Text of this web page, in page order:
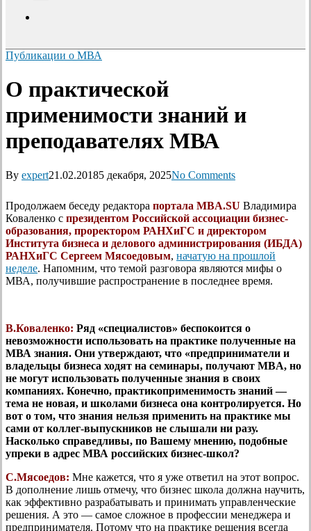
Публикации о МВА
О практической
применимости знаний и
преподавателях МВА
By expert21.02.20185 декабря, 2025No Comments
Продолжаем беседу редактора портала MBA.SU Владимира
Коваленко с президентом Российской ассоциации бизнес-
образования, проректором РАНХиГС и директором
Института бизнеса и делового администрирования (ИБДА)
РАНХиГС Сергеем Мясоедовым, начатую на прошлой
неделе. Напомним, что темой разговора являются мифы о
МВА, получившие распространение в последнее время.
В.Коваленко: Ряд «специалистов» беспокоится о
невозможности использовать на практике полученные на
МВА знания. Они утверждают, что «предприниматели и
владельцы бизнеса ходят на семинары, получают MBA, но
не могут использовать полученные знания в своих
компаниях. Конечно, практикоприменимость знаний —
тема не новая, и школами бизнеса она контролируется. Но
вот о том, что знания нельзя применить на практике мы
сами от коллег-выпускников не слышали ни разу.
Насколько справедливы, по Вашему мнению, подобные
упреки в адрес МВА российских бизнес-школ?
С.Мясоедов: Мне кажется, что я уже ответил на этот вопрос.
В дополнение лишь отмечу, что бизнес школа должна научить,
как эффективно разрабатывать и принимать управленческие
решения. А это — самое сложное в профессии менеджера и
предпринимателя. Потому что на практике решения всегда